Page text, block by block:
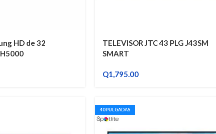
HD de 32
TELEVISOR JTC 43 PLG J43SM
SMART
Q1,795.00
40 PULGADAS